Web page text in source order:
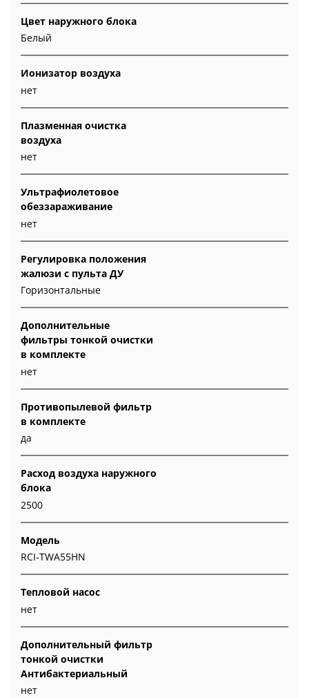
Цвет наружного блока
Белый
Ионизатор воздуха
нет
Плазменная очистка
воздуха
нет
Ультрафиолетовое
обеззараживание
нет
Регулировка положения
жалюзи с пульта ДУ
Горизонтальные
Дополнительные
фильтры тонкой очистки
в комплекте
нет
Противопылевой фильтр
в комплекте
да
Расход воздуха наружного
блока
2500
Модель
RCI-TWA55HN
Тепловой насос
нет
Дополнительный фильтр
тонкой очистки
Антибактериальный
нет